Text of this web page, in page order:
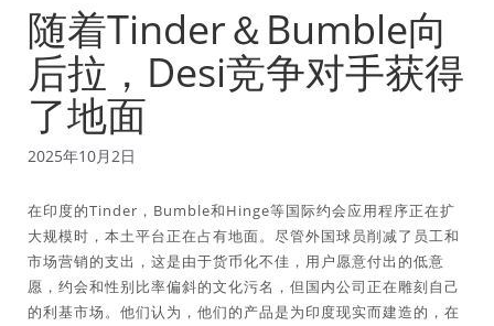
随着Tinder＆Bumble向
后拉，Desi竞争对手获得
了地面
2025年10月2日
在印度的Tinder，Bumble和Hinge等国际约会应用程序正在扩
大规模时，本土平台正在占有地面。尽管外国球员削减了员工和
市场营销的支出，这是由于货币化不佳，用户愿意付出的低意
愿，约会和性别比率偏斜的文化污名，但国内公司正在雕刻自己
的利基市场。他们认为，他们的产品是为印度现实而建造的，在